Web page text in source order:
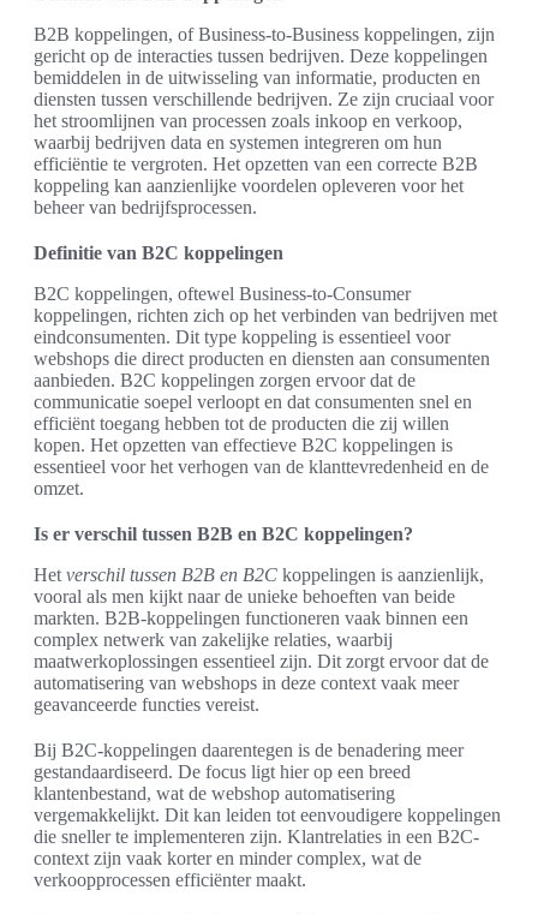
B2B koppelingen, of Business-to-Business koppelingen, zijn
gericht op de interacties tussen bedrijven. Deze koppelingen
bemiddelen in de uitwisseling van informatie, producten en
diensten tussen verschillende bedrijven. Ze zijn cruciaal voor
het stroomlijnen van processen zoals inkoop en verkoop,
waarbij bedrijven data en systemen integreren om hun
efficiëntie te vergroten. Het opzetten van een correcte B2B
koppeling kan aanzienlijke voordelen opleveren voor het
beheer van bedrijfsprocessen.
Definitie van B2C koppelingen
B2C koppelingen, oftewel Business-to-Consumer
koppelingen, richten zich op het verbinden van bedrijven met
eindconsumenten. Dit type koppeling is essentieel voor
webshops die direct producten en diensten aan consumenten
aanbieden. B2C koppelingen zorgen ervoor dat de
communicatie soepel verloopt en dat consumenten snel en
efficiënt toegang hebben tot de producten die zij willen
kopen. Het opzetten van effectieve B2C koppelingen is
essentieel voor het verhogen van de klanttevredenheid en de
omzet.
Is er verschil tussen B2B en B2C koppelingen?
Het verschil tussen B2B en B2C koppelingen is aanzienlijk,
vooral als men kijkt naar de unieke behoeften van beide
markten. B2B-koppelingen functioneren vaak binnen een
complex netwerk van zakelijke relaties, waarbij
maatwerkoplossingen essentieel zijn. Dit zorgt ervoor dat de
automatisering van webshops in deze context vaak meer
geavanceerde functies vereist.
Bij B2C-koppelingen daarentegen is de benadering meer
gestandaardiseerd. De focus ligt hier op een breed
klantenbestand, wat de webshop automatisering
vergemakkelijkt. Dit kan leiden tot eenvoudigere koppelingen
die sneller te implementeren zijn. Klantrelaties in een B2C-
context zijn vaak korter en minder complex, wat de
verkoopprocessen efficiënter maakt.